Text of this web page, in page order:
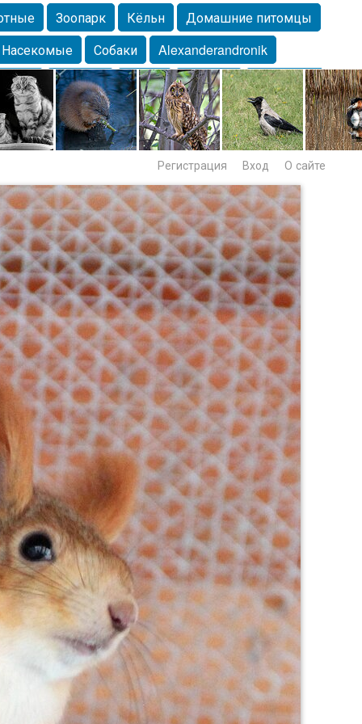
Зоопарк Кёльн
Домашние питомцы
Насекомые
Собаки
Alexanderandronik
Собачка Осень Портрет
Домашние
Lebert
Дикие птицы Утка Самара Лебеди
Регистрация Вход О сайте